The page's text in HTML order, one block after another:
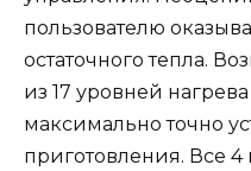
пользователю
остаточного тепла.
из 17 уровней
максимально точно
приготовления. Все 4